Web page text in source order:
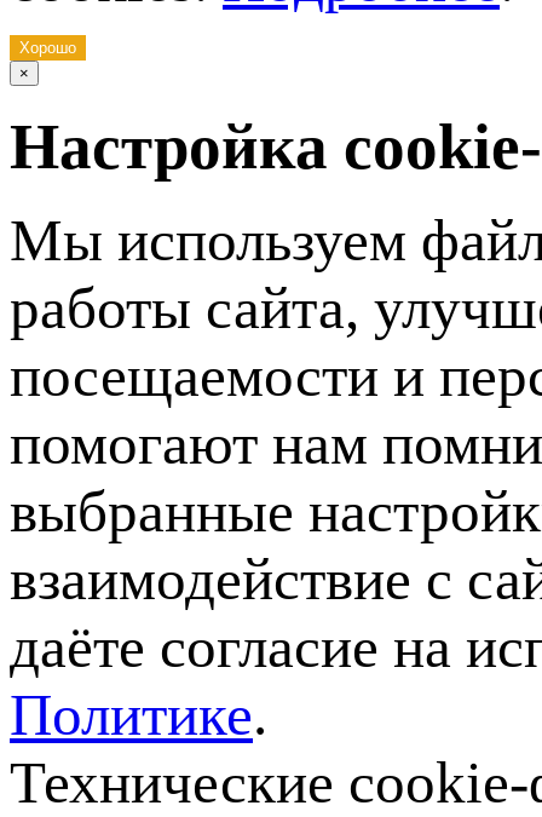
Хорошо
×
Настройка
Мы используем
работы сайта,
посещаемости и
помогают нам
выбранные
взаимодействие с
даёте согласие на
Политике.
Технические